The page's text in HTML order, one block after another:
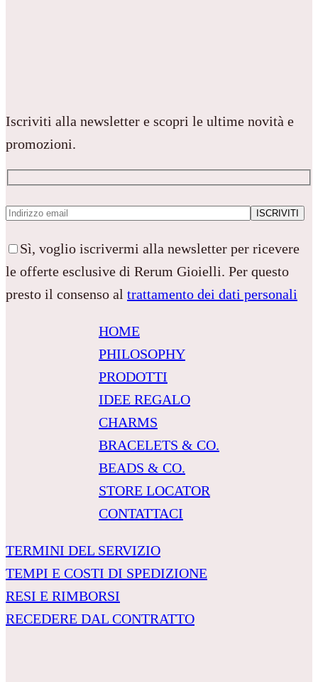
Iscriviti alla newsletter e scopri le ultime novità e
promozioni.
Sì, voglio iscrivermi alla newsletter per ricevere
le offerte esclusive di Rerum Gioielli. Per questo
presto il consenso al trattamento dei dati personali
HOME
PHILOSOPHY
PRODOTTI
IDEE REGALO
CHARMS
BRACELETS & CO.
BEADS & CO.
STORE LOCATOR
CONTATTACI
TERMINI DEL SERVIZIO
TEMPI E COSTI DI SPEDIZIONE
RESI E RIMBORSI
RECEDERE DAL CONTRATTO